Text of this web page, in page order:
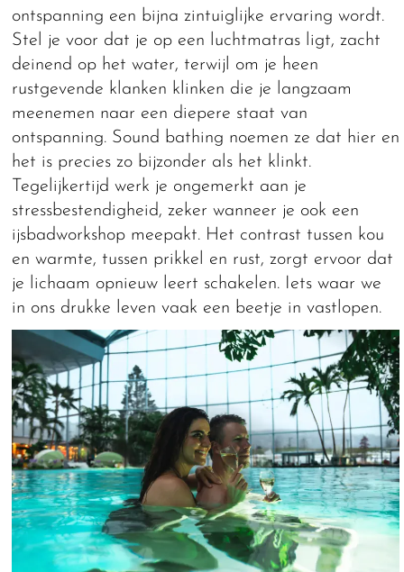
ontspanning een bijna zintuiglijke ervaring wordt.
Stel je voor dat je op een luchtmatras ligt, zacht
deinend op het water, terwijl om je heen
rustgevende klanken klinken die je langzaam
meenemen naar een diepere staat van
ontspanning. Sound bathing noemen ze dat hier en
het is precies zo bijzonder als het klinkt.
Tegelijkertijd werk je ongemerkt aan je
stressbestendigheid, zeker wanneer je ook een
ijsbadworkshop meepakt. Het contrast tussen kou
en warmte, tussen prikkel en rust, zorgt ervoor dat
je lichaam opnieuw leert schakelen. Iets waar we
in ons drukke leven vaak een beetje in vastlopen.